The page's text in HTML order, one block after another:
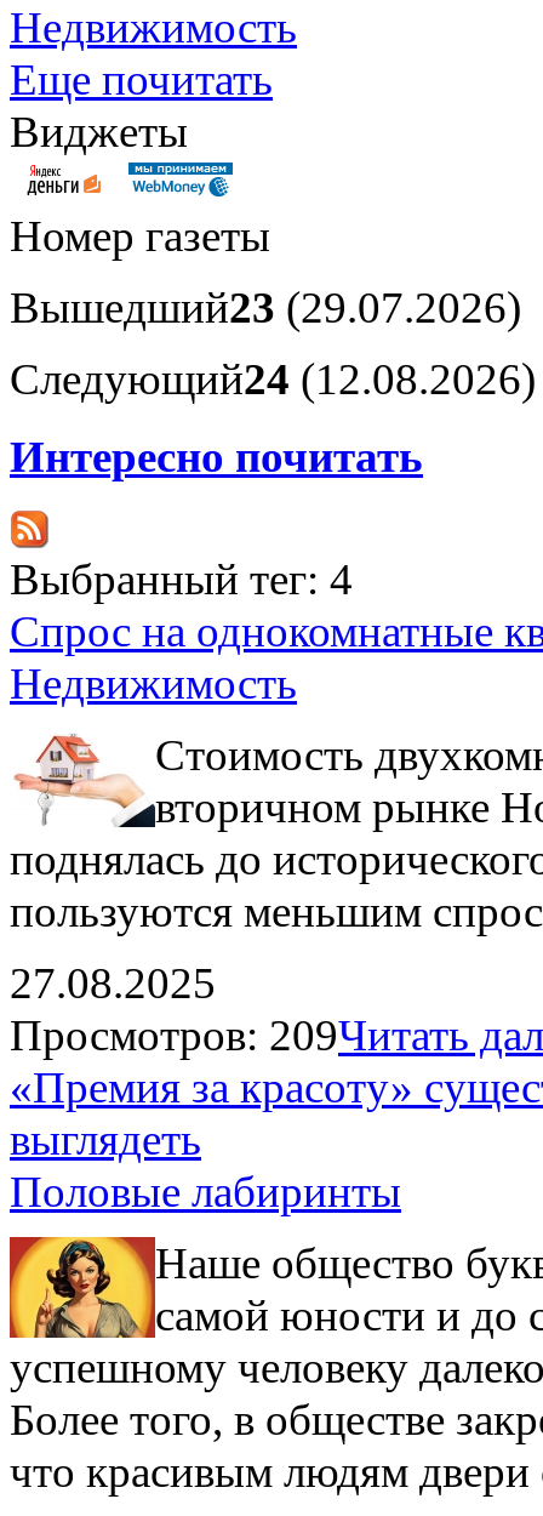
Недвижимость
Еще почитать
Виджеты
Номер газеты
Вышедший23 (29.07.2026)
Следующий24 (12.08.2026)
Интересно почитать
Выбранный тег: 4
Спрос на однокомнатные
Недвижимость
Стоимость
вторичном рынке
поднялась до
пользуются меньшим
27.08.2025
Просмотров: 209Читать
«Премия за красоту»
выглядеть
Половые лабиринты
Наше общество
самой юности и до
успешному человеку
Более того, в обществе
что красивым людям двери